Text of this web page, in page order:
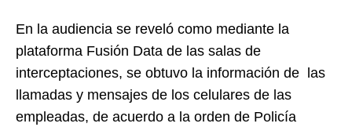
En la audiencia se reveló como mediante la
plataforma Fusión Data de las salas de
interceptaciones, se obtuvo la información de las
llamadas y mensajes de los celulares de las
empleadas, de acuerdo a la orden de Policía